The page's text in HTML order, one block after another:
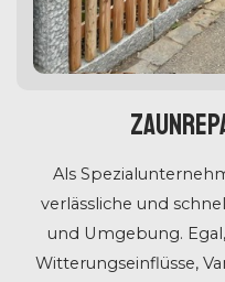
Als
verlässliche und
und Umgebung.
Witterungseinflüsse,